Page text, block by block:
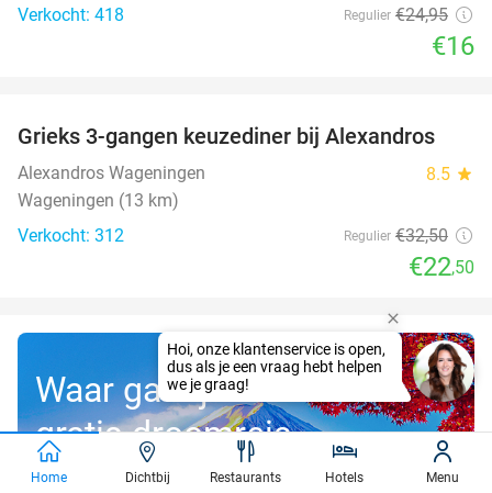
Verkocht: 418
Regulier €24,95
€16
31%
Grieks 3-gangen keuzediner bij Alexandros
Alexandros Wageningen 8.5 star
Wageningen (13 km)
Verkocht: 312
Regulier €32,50
€22,50
Waar gaat jouw
gratis droomreis
t.w.v. €3.000
Home Dichtbij Restaurants Hotels Menu